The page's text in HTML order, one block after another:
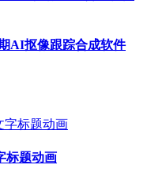
AI抠像跟踪合成软件
标题动画